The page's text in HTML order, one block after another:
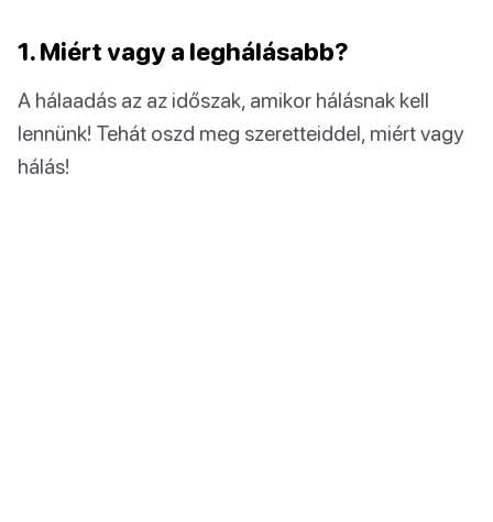
1. Miért vagy a leghálásabb?
A hálaadás az az időszak, amikor hálásnak kell
lennünk! Tehát oszd meg szeretteiddel, miért vagy
hálás!